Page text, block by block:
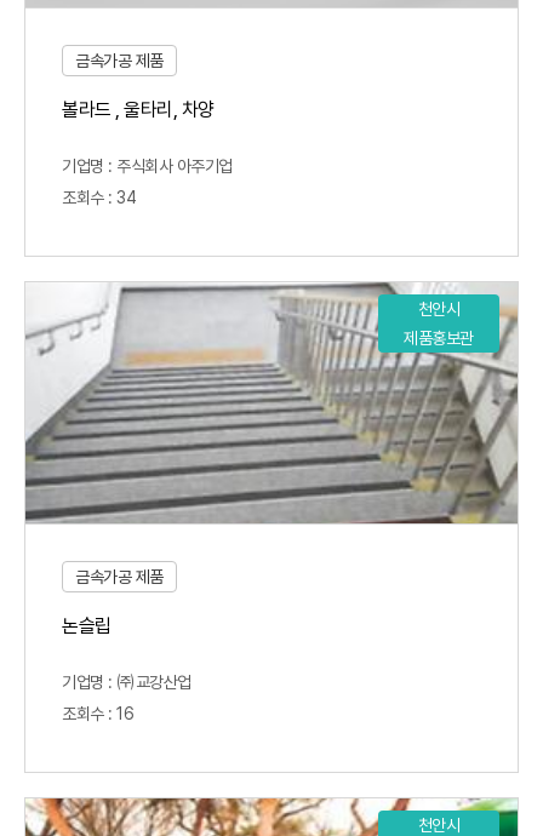
금속가공 제품
볼라드 , 울타리, 차양
기업명 : 주식회사 아주기업
조회수 : 34
천안시
제품홍보관
금속가공 제품
논슬립
기업명 : ㈜교강산업
조회수 : 16
천안시